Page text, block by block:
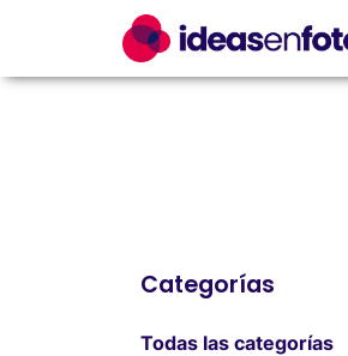
Categorías
Todas las categorías